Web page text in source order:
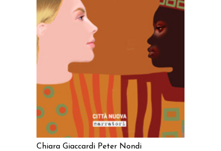
AGGIUNGI AL CARRELLO
Chiara Giaccardi Peter Nondi